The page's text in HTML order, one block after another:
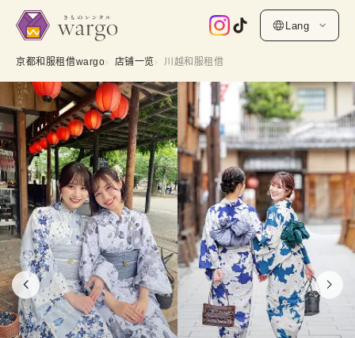
Lang
京都和服租借wargo 店铺一览 川越和服租借